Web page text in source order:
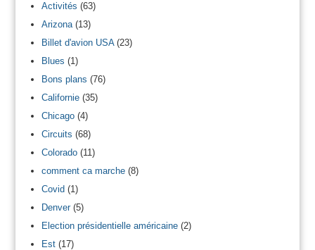
Activités (63)
Arizona(13)
Billet d'avion USA(23)
Blues (1)
Bons plans (76)
Californie(35)
Chicago(4)
Circuits (68)
Colorado(11)
comment ca marche(8)
Covid(1)
Denver(5)
Election présidentielle américaine(2)
Est(17)